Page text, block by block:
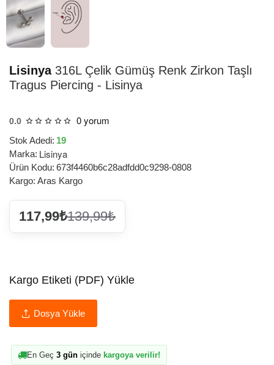
Lisinya316L Çelik Gümüş Renk Zirkon Taşlı
Tragus Piercing - Lisinya
0.0 0 yorum
Stok Adedi: 19
Marka: Lisinya
Ürün Kodu: 673f4460b6c28adfdd0c9298-0808
Kargo: Aras Kargo
117,99₺139,99₺
Kargo Etiketi (PDF) Yükle
Dosya Yükle
En Geç 3 gün içinde kargoya verilir!